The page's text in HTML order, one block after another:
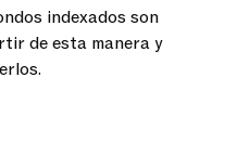
indexados son
de esta manera y